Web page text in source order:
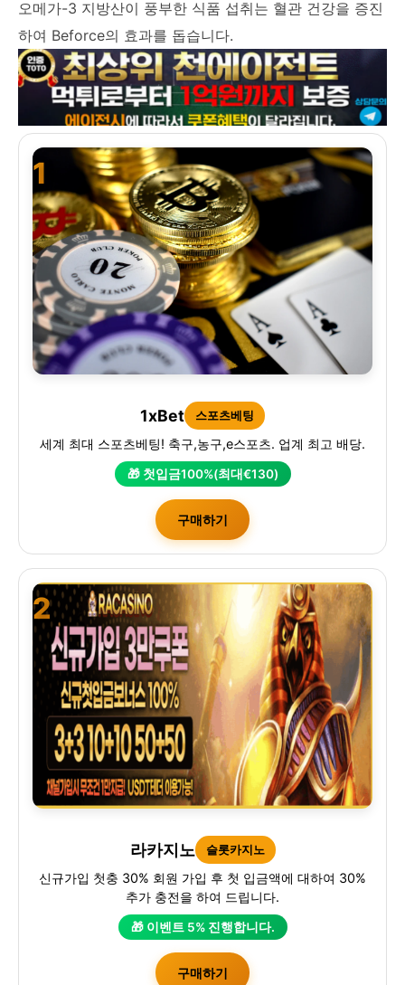
오메가-3 지방산이 풍부한 식품 섭취는 혈관 건강을 증진
하여 Beforce의 효과를 돕습니다.
1
1xBet 스포츠베팅
세계 최대 스포츠베팅! 축구,농구,e스포츠. 업계 최고 배당.
🎁 첫입금100%(최대€130)
구매하기
2
라카지노 슬롯카지노
신규가입 첫충 30% 회원 가입 후 첫 입금액에 대하여 30%
추가 충전을 하여 드립니다.
🎁 이벤트 5% 진행합니다.
구매하기